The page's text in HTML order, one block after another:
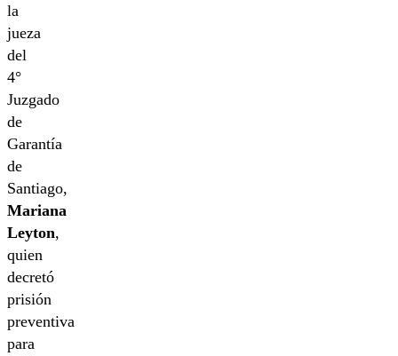
la
jueza
del
4°
Juzgado
de
Garantía
de
Santiago,
Mariana
Leyton,
quien
decretó
prisión
preventiva
para